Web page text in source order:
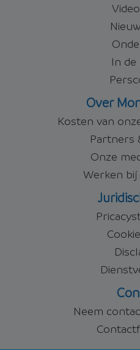
In de
Over
Kosten van
Partners
Onze
Werken
Neem